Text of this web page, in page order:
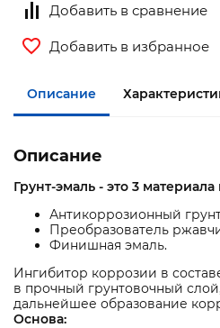
Добавить в сравнение
Добавить в избранное
Описание
Описание
Грунт-эмаль - это 3
Антикоррозионный
Преобразователь
Финишная эмаль.
Ингибитор коррозии в
в прочный грунтовочный
дальнейшее образование
Основа: